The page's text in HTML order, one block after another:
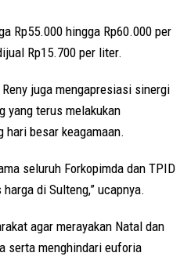
Rp55.000 hingga Rp60.000 per
Rp15.700 per liter.
juga mengapresiasi sinergi
yang terus melakukan
hari besar keagamaan.
seluruh Forkopimda dan TPID
di Sulteng,” ucapnya.
agar merayakan Natal dan
serta menghindari euforia